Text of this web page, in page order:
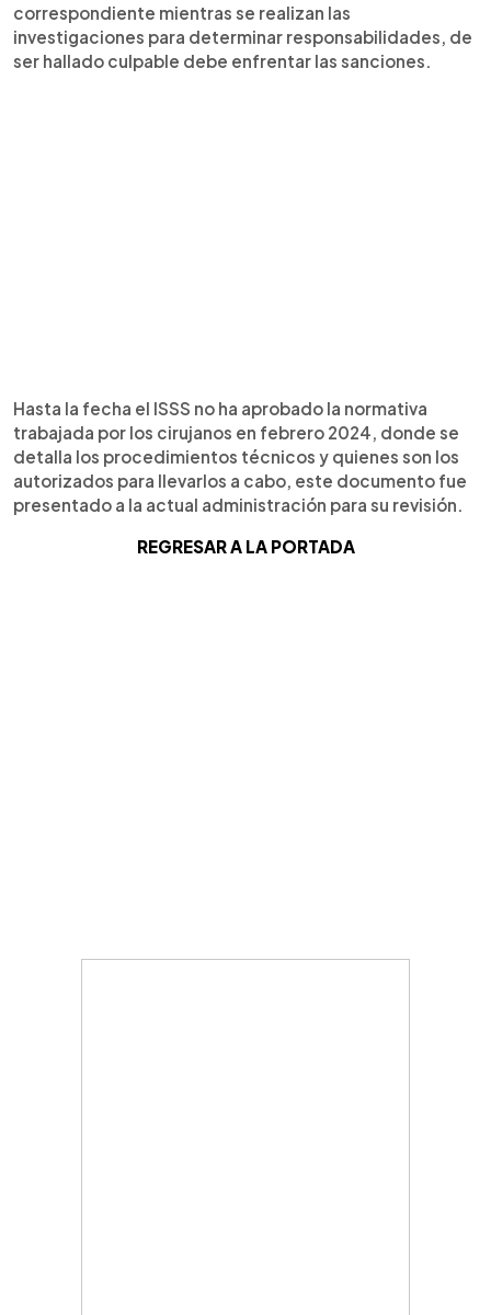
correspondiente mientras se realizan las
investigaciones para determinar responsabilidades, de
ser hallado culpable debe enfrentar las sanciones.
Hasta la fecha el ISSS no ha aprobado la normativa
trabajada por los cirujanos en febrero 2024, donde se
detalla los procedimientos técnicos y quienes son los
autorizados para llevarlos a cabo, este documento fue
presentado a la actual administración para su revisión.
REGRESAR A LA PORTADA